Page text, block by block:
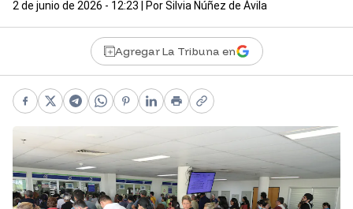
2 de junio de 2026 - 12:23 | PorSilvia Núñez de Ávila
Agregar La Tribuna en
Facebook
X Telegram
WhatsApp
Pinterest
LinkedIn
PrintCopy link